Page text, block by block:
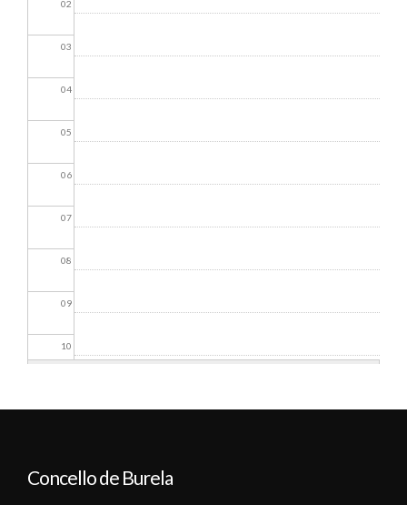
02
03
04
05
06
07
08
09
10
13
Concello de Burela